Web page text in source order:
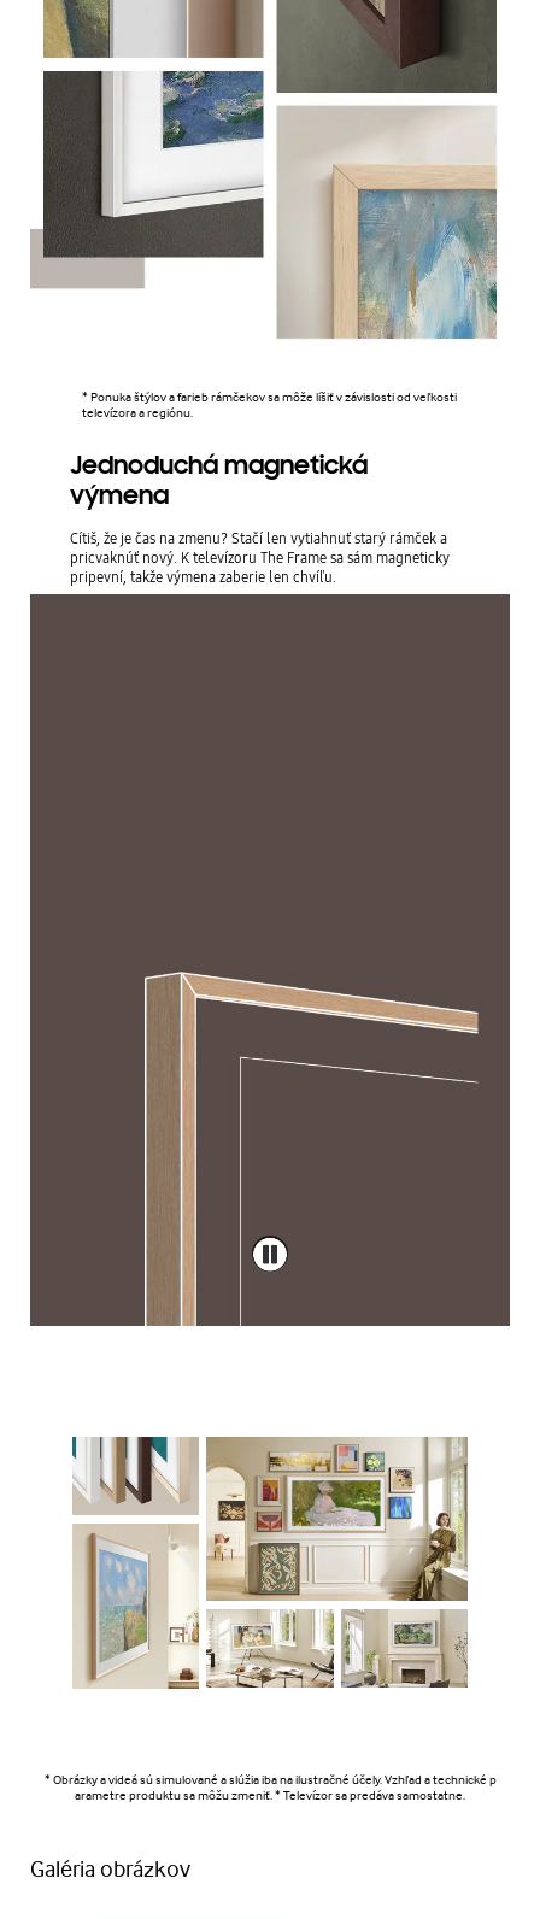
* Ponuka štýlov a farieb rámčekov sa môže líšiť v závislosti od veľkosti
televízora a regiónu.
Jednoduchá magnetická
výmena
Cítiš, že je čas na zmenu? Stačí len vytiahnuť starý rámček a
pricvaknúť nový. K televízoru The Frame sa sám magneticky
pripevní, takže výmena zaberie len chvíľu.
* Obrázky a videá sú simulované a slúžia iba na ilustračné účely. Vzhľad a technické p
arametre produktu sa môžu zmeniť. * Televízor sa predáva samostatne.
Galéria obrázkov